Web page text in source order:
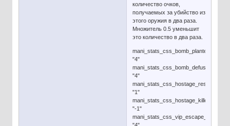
количество очков,
получаемых за убийство из
этого оружия в два раза.
Множитель 0.5 уменьшит
это количество в два раза.
mani_stats_css_bomb_planted_bonus
"4"
mani_stats_css_bomb_defused_bonus
"4"
"1"
mani_stats_css_hostage_killed_bonus
"-1"
mani_stats_css_vip_escape_bonus